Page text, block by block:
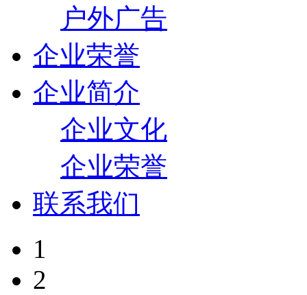
户外广告
企业荣誉
企业简介
企业文化
企业荣誉
联系我们
1
2